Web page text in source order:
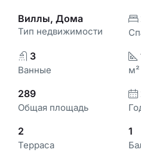
Виллы, Дома
Тип недвижимости
3
Ванные м²
289
Общая площадь
2
Терраса
1